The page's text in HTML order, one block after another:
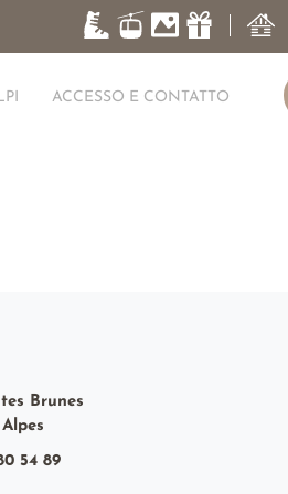
ACCESSO E CONTATTO
Brunes
54 89